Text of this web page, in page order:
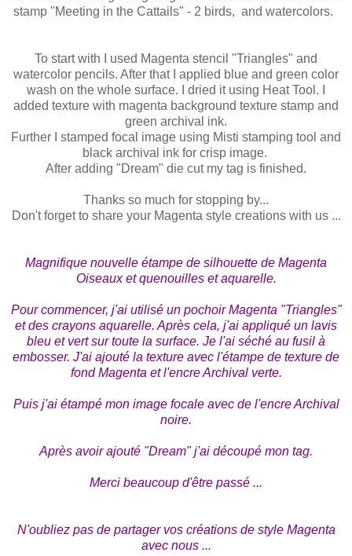
stamp "Meeting in the Cattails" - 2 birds, and watercolors.
To start with I used Magenta stencil "Triangles" and
watercolor pencils. After that I applied blue and green color
wash on the whole surface. I dried it using Heat Tool. I
added texture with magenta background texture stamp and
green archival ink.
Further I stamped focal image using Misti stamping tool and
black archival ink for crisp image.
After adding "Dream" die cut my tag is finished.
Thanks so much for stopping by...
Don't forget to share your Magenta style creations with us ...
Magnifique nouvelle étampe de silhouette de Magenta
Oiseaux et quenouilles et aquarelle.
Pour commencer, j'ai utilisé un pochoir Magenta "Triangles"
et des crayons aquarelle. Après cela, j'ai appliqué un lavis
bleu et vert sur toute la surface. Je l'ai séché au fusil à
embosser. J'ai ajouté la texture avec l'étampe de texture de
fond Magenta et l'encre Archival verte.
Puis j'ai étampé mon image focale avec de l'encre Archival
noire.
Après avoir ajouté "Dream" j'ai découpé mon tag.
Merci beaucoup d'être passé ...
N'oubliez pas de partager vos créations de style Magenta
avec nous ...